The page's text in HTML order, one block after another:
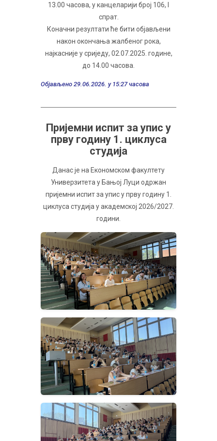
13.00 часова, у канцеларији број 106, I
спрат.
Коначни резултати ће бити објављени
након окончања жалбеног рока,
најкасније у сриједу, 02.07.2025. године,
до 14.00 часова.
Објављено 29.06.2026. у 15:27 часова
Пријемни испит за упис у
прву годину 1. циклуса
студија
Данас је на Економском факултету
Универзитета у Бањој Луци одржан
пријемни испит за упис у прву годину 1.
циклуса студија у академској 2026/2027.
години.